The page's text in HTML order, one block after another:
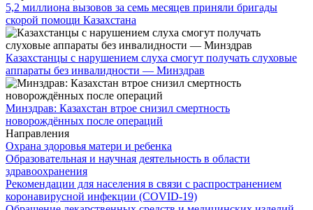
5,2 миллиона вызовов за семь месяцев приняли бригады
скорой помощи Казахстана
Казахстанцы с нарушением слуха смогут получать слуховые
аппараты без инвалидности — Минздрав
Минздрав: Казахстан втрое снизил смертность
новорождённых после операций
Направления
Охрана здоровья матери и ребенка
Образовательная и научная деятельность в области
здравоохранения
Рекомендации для населения в связи c распространением
коронавирусной инфекции (COVID-19)